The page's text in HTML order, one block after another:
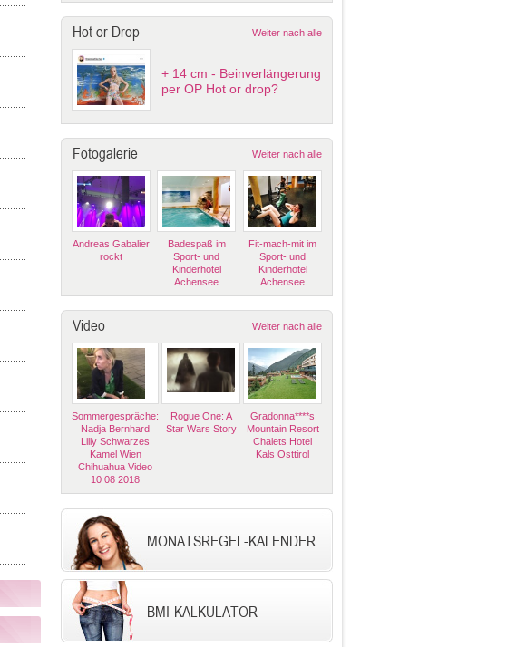
Hot or Drop Weiter nach alle
+ 14 cm - Beinverlängerung
per OP Hot or drop?
Fotogalerie Weiter nach alle
Andreas Gabalier
rockt
Badespaß im
Sport- und
Kinderhotel
Achensee
Fit-mach-mit im
Sport- und
Kinderhotel
Achensee
Video Weiter nach alle
Sommergespräche:
Nadja Bernhard
Lilly Schwarzes
Kamel Wien
Chihuahua Video
10 08 2018
Rogue One: A
Star Wars Story
Gradonna****s
Mountain Resort
Chalets Hotel
Kals Osttirol
MONATSREGEL-KALENDER
BMI-KALKULATOR